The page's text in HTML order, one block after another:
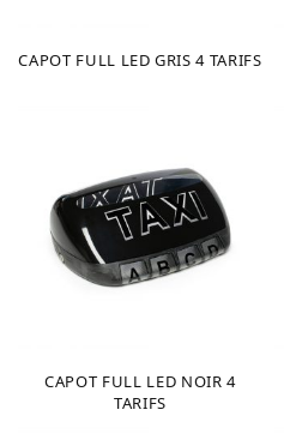
CAPOT FULL LED GRIS 4 TARIFS
CAPOT FULL LED NOIR 4
TARIFS